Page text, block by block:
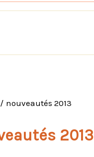
nouveautés 2013
2013